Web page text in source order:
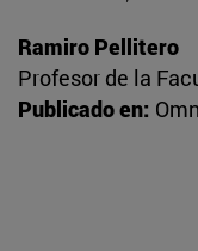
Ramiro Pellitero
Profesor de la
Publicado en: